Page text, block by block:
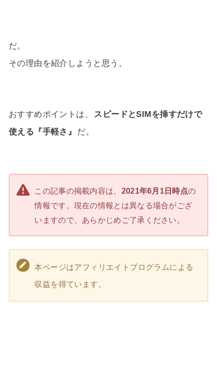
だ。
その理由を紹介しようと思う。
おすすめポイントは、
スピードとSIMを挿すだけで
使える『手軽さ』 だ。
この記事の掲載内容は、 2021年6月1日時点の
情報です。現在の情報とは異なる場合がござ
いますので、あらかじめご了承ください。
本ページはアフィリエイトプログラムによる
収益を得ています。